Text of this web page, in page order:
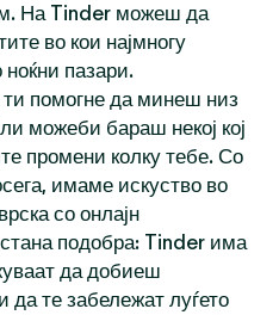
На Tinder можеш да
во кои најмногу
пазари.
ти помогне да минеш низ
можеби бараш некој кој
промени колку тебе. Со
имаме искуство во
со онлајн
подобра: Tinder има
да добиеш
те забележат луѓето